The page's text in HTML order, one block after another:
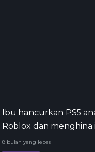
Ibu hancurkan PS5
Roblox dan menghina
8 bulan yang lepas